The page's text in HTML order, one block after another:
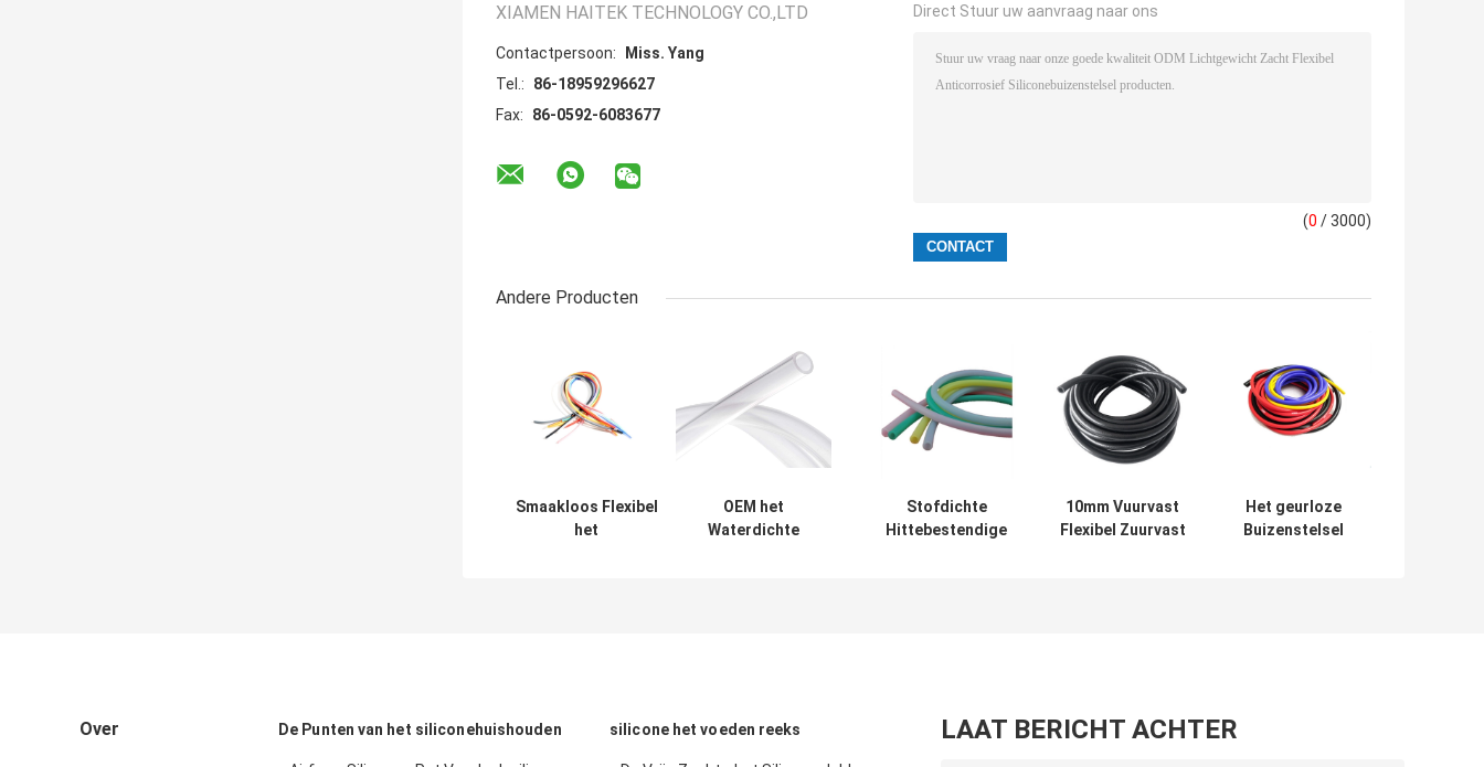
XIAMEN HAITEK TECHNOLOGY CO.,LTD
Contactpersoon:
Miss. Yang
Tel.:
86-18959296627
Fax:
86-0592-6083677
Direct Stuur uw aanvraag naar ons
(0 / 3000)
Andere Producten
Smaakloos Flexibel
het
OEM het
Waterdichte
Stofdichte
Hittebestendige
10mm Vuurvast
Flexibel Zuurvast
Het geurloze
Buizenstelsel
Over De Punten van het siliconehuishouden silicone het voeden reeks LAAT BERICHT ACHTER